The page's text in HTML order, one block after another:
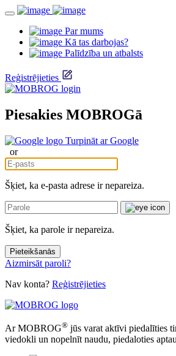
Par mums
Kā tas darbojas?
Palīdzība un atbalsts
Reģistrējieties
Piesakies MOBROGā
Turpināt ar Google
or
Šķiet, ka e-pasta adrese ir nepareiza.
Šķiet, ka parole ir nepareiza.
Pieteikšanās
Aizmirsāt paroli?
Nav konta? Reģistrējieties
Ar MOBROG® jūs varat aktīvi piedalīties
viedokli un nopelnīt naudu, piedaloties